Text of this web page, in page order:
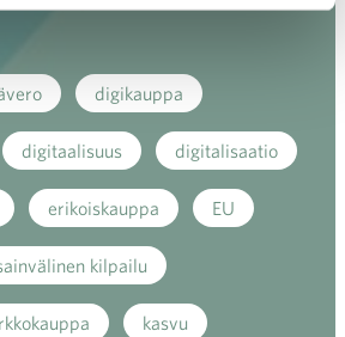
digikauppa
digitaalisuus digitalisaatio
erikoiskauppa EU
kilpailu
kasvu